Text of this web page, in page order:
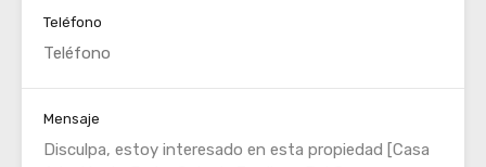
Teléfono
Mensaje